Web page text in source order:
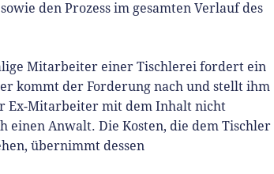
den Prozess im gesamten Verlauf des
Mitarbeiter einer Tischlerei fordert ein
kommt der Forderung nach und stellt ihm
Ex-Mitarbeiter mit dem Inhalt nicht
einen Anwalt. Die Kosten, die dem Tischler
übernimmt dessen